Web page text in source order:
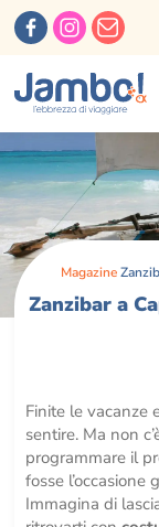
Magazine
Zanzibar a
Finite le vacanze
sentire. Ma non
programmare il
fosse
Immagina di